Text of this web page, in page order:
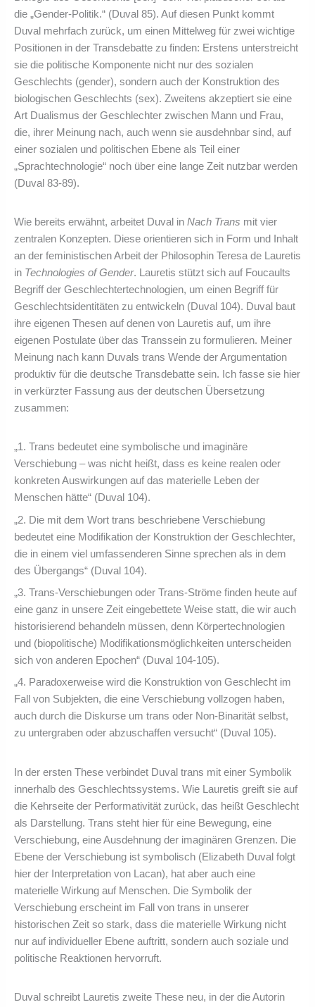
die „Gender-Politik.“ (Duval 85). Auf diesen Punkt kommt
Duval mehrfach zurück, um einen Mittelweg für zwei wichtige
Positionen in der Transdebatte zu finden: Erstens unterstreicht
sie die politische Komponente nicht nur des sozialen
Geschlechts (gender), sondern auch der Konstruktion des
biologischen Geschlechts (sex). Zweitens akzeptiert sie eine
Art Dualismus der Geschlechter zwischen Mann und Frau,
die, ihrer Meinung nach, auch wenn sie ausdehnbar sind, auf
einer sozialen und politischen Ebene als Teil einer
„Sprachtechnologie“ noch über eine lange Zeit nutzbar werden
(Duval 83-89).
Wie bereits erwähnt, arbeitet Duval in Nach Trans mit vier
zentralen Konzepten. Diese orientieren sich in Form und Inhalt
an der feministischen Arbeit der Philosophin Teresa de Lauretis
in Technologies of Gender. Lauretis stützt sich auf Foucaults
Begriff der Geschlechtertechnologien, um einen Begriff für
Geschlechtsidentitäten zu entwickeln (Duval 104). Duval baut
ihre eigenen Thesen auf denen von Lauretis auf, um ihre
eigenen Postulate über das Transsein zu formulieren. Meiner
Meinung nach kann Duvals trans Wende der Argumentation
produktiv für die deutsche Transdebatte sein. Ich fasse sie hier
in verkürzter Fassung aus der deutschen Übersetzung
zusammen:
„1. Trans bedeutet eine symbolische und imaginäre
Verschiebung – was nicht heißt, dass es keine realen oder
konkreten Auswirkungen auf das materielle Leben der
Menschen hätte“ (Duval 104).
„2. Die mit dem Wort trans beschriebene Verschiebung
bedeutet eine Modifikation der Konstruktion der Geschlechter,
die in einem viel umfassenderen Sinne sprechen als in dem
des Übergangs“ (Duval 104).
„3. Trans-Verschiebungen oder Trans-Ströme finden heute auf
eine ganz in unsere Zeit eingebettete Weise statt, die wir auch
historisierend behandeln müssen, denn Körpertechnologien
und (biopolitische) Modifikationsmöglichkeiten unterscheiden
sich von anderen Epochen“ (Duval 104-105).
„4. Paradoxerweise wird die Konstruktion von Geschlecht im
Fall von Subjekten, die eine Verschiebung vollzogen haben,
auch durch die Diskurse um trans oder Non-Binarität selbst,
zu untergraben oder abzuschaffen versucht“ (Duval 105).
In der ersten These verbindet Duval trans mit einer Symbolik
innerhalb des Geschlechtssystems. Wie Lauretis greift sie auf
die Kehrseite der Performativität zurück, das heißt Geschlecht
als Darstellung. Trans steht hier für eine Bewegung, eine
Verschiebung, eine Ausdehnung der imaginären Grenzen. Die
Ebene der Verschiebung ist symbolisch (Elizabeth Duval folgt
hier der Interpretation von Lacan), hat aber auch eine
materielle Wirkung auf Menschen. Die Symbolik der
Verschiebung erscheint im Fall von trans in unserer
historischen Zeit so stark, dass die materielle Wirkung nicht
nur auf individueller Ebene auftritt, sondern auch soziale und
politische Reaktionen hervorruft.
Duval schreibt Lauretis zweite These neu, in der die Autorin